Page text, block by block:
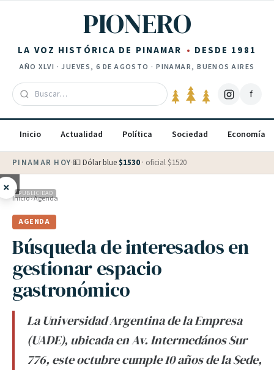
PIONERO
LA VOZ HISTÓRICA DE PINAMAR DESDE 1981
AÑOXLVI ·JUEVES, 6 DE AGOSTO · PINAMAR, BUENOS AIRES
f
Inicio Actualidad Política Sociedad Economía
PINAMAR HOY·💵 Dólar blue $1530 · oficial $1520
× PUBLICIDAD
Inicio›Agenda
AGENDA
Búsqueda de interesados en
gestionar espacio
gastronómico
La Universidad Argentina de la Empresa
(UADE), ubicada en Av. Intermedános Sur
776, este octubre cumple 10 años de la Sede,